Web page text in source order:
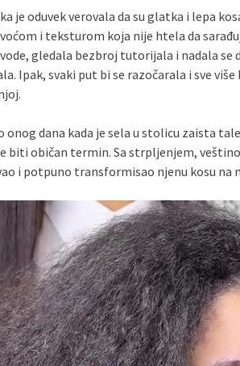
je oduvek verovala da su glatka i lepa
i teksturom koja nije htela da
gledala bezbroj tutorijala i nadala se
Ipak, svaki put bi se razočarala i sve
onog dana kada je sela u stolicu zaista
biti običan termin. Sa strpljenjem,
i potpuno transformisao njenu kosu na